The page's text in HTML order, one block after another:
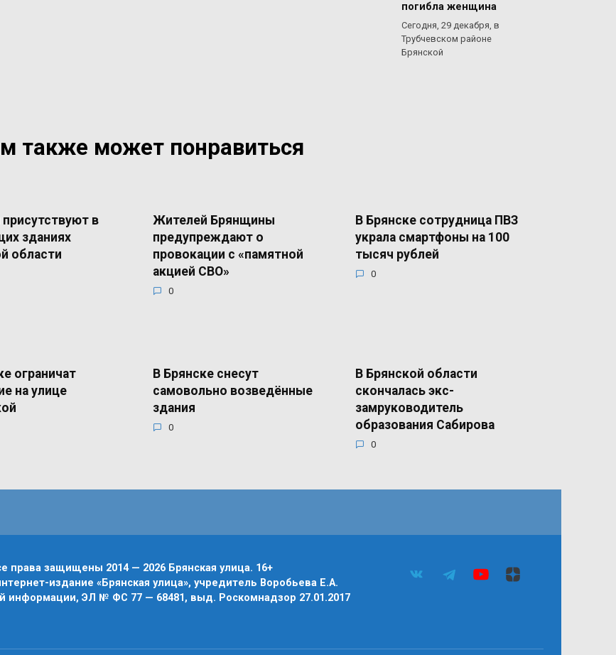
погибла женщина
Сегодня, 29 декабря, в
Трубчевском районе
Брянской
также может понравиться
присутствуют в
зданиях
области
Жителей Брянщины
предупреждают о
провокации с «памятной
акцией СВО»
0
В Брянске сотрудница ПВЗ
украла смартфоны на 100
тысяч рублей
0
ограничат
на улице
В Брянске снесут
самовольно возведённые
здания
0
В Брянской области
скончалась экс-
замруководитель
образования Сабирова
0
права защищены 2014 — 2026 Брянская улица. 16+
издание «Брянская улица», учредитель Воробьева Е.А.
информации, ЭЛ № ФС 77 — 68481, выд. Роскомнадзор 27.01.2017